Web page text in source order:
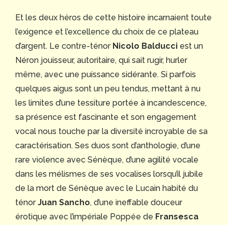
Et les deux héros de cette histoire incarnaient toute
l’exigence et l’excellence du choix de ce plateau
d’argent. Le contre-ténor Nicolo Balducci est un
Néron jouisseur, autoritaire, qui sait rugir, hurler
même, avec une puissance sidérante. Si parfois
quelques aigus sont un peu tendus, mettant à nu
les limites d’une tessiture portée à incandescence,
sa présence est fascinante et son engagement
vocal nous touche par la diversité incroyable de sa
caractérisation. Ses duos sont d’anthologie, d’une
rare violence avec Sénèque, d’une agilité vocale
dans les mélismes de ses vocalises lorsqu’il jubile
de la mort de Sénèque avec le Lucain habité du
ténorJuan Sancho, d’une ineffable douceur
érotique avec l’impériale Poppée de Fransesca